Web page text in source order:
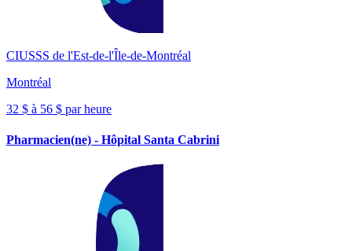
CIUSSS de l'Est-de-l'Île-de-Montréal
Montréal
32 $ à 56 $ par heure
Pharmacien(ne) - Hôpital Santa Cabrini